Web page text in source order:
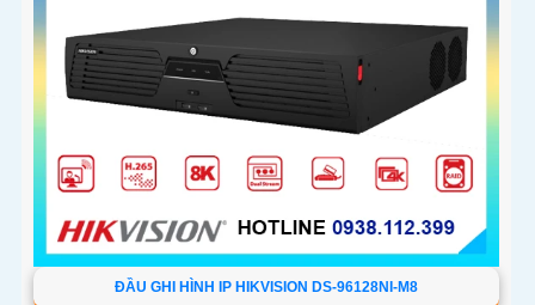
ĐẦU GHI HÌNH IP HIKVISION DS-96128NI-M8